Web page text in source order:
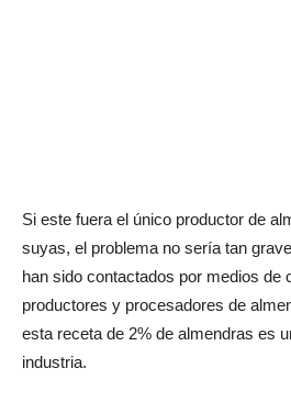
Si este fuera el único productor de
suyas, el problema no sería tan
han sido contactados por medios de
productores y procesadores de
esta receta de 2% de almendras es
industria.